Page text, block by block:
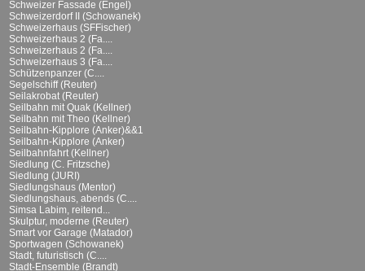
Schweizer Fassade (Engel)
Schweizerdorf II (Schowanek)
Schweizerhaus (SFFischer)
Schweizerhaus 2 (Fa....
Schweizerhaus 2 (Fa....
Schweizerhaus 3 (Fa....
Schützenpanzer (C....
Segelschiff (Reuter)
Seilakrobat (Reuter)
Seilbahn mit Quak (Kellner)
Seilbahn mit Theo (Kellner)
Seilbahn-Kipplore (Anker)&&1
Seilbahn-Kipplore (Anker)
Seilbahnfahrt (Kellner)
Siedlung (C. Fritzsche)
Siedlung (JURI)
Siedlungshaus (Mentor)
Siedlungshaus, abends (C....
Simsa Labim, reitend...
Skulptur, moderne (Reuter)
Smart vor Garage (Matador)
Sportwagen (Schowanek)
Stadt, futuristisch (C....
Stadt-Ensemble (Brandt)